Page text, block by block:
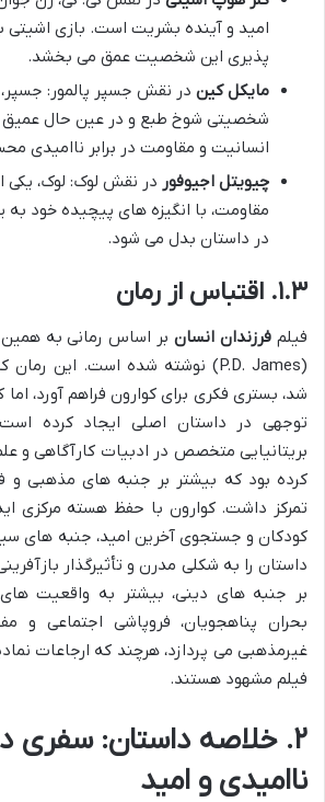
امید و آینده بشریت است. بازی
پذیری این شخصیت عمق می بخشد.
مایکل کین در نقش جسپر پالمور:
شخصیتی شوخ طبع و در عین حال عمیق
انسانیت و مقاومت در برابر ناامیدی
چیویتل اجیوفور در نقش لوک: لوک، یکی
مقاومت، با انگیزه های پیچیده خود
در داستان بدل می شود.
۱.۳. اقتباس از رمان
فیلم فرزندان انسانبر اساس رمانی به همین
شد، بستری فکری برای کوارون فراهم آورد، اما
توجهی در داستان اصلی ایجاد کرده
بریتانیایی متخصص در ادبیات کارآگاهی و
کرده بود که بیشتر بر جنبه های مذهبی و
تمرکز داشت. کوارون با حفظ هسته مرکزی
کودکان و جستجوی آخرین امید، جنبه های
داستان را به شکلی مدرن و تأثیرگذار
بر جنبه های دینی، بیشتر به واقعیت
بحران پناهجویان، فروپاشی اجتماعی و
غیرمذهبی می پردازد، هرچند که ارجاعات
فیلم مشهود هستند.
۲. خلاصه داستان: سفری
ناامیدی و امید